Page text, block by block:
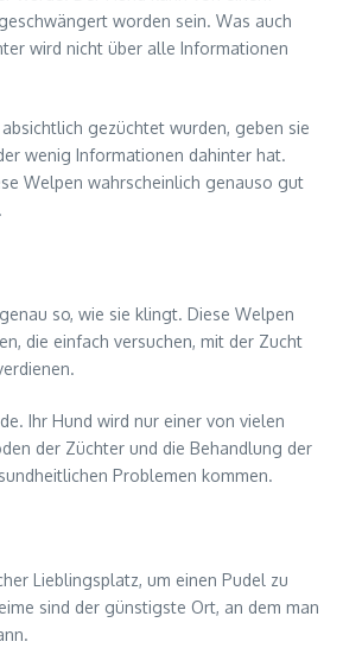
worden sein. Was auch
wird nicht über alle Informationen
gezüchtet wurden, geben sie
wenig Informationen dahinter hat.
Welpen wahrscheinlich genauso gut
so, wie sie klingt. Diese Welpen
die einfach versuchen, mit der Zucht
Ihr Hund wird nur einer von vielen
der Züchter und die Behandlung der
Problemen kommen.
Lieblingsplatz, um einen Pudel zu
sind der günstigste Ort, an dem man